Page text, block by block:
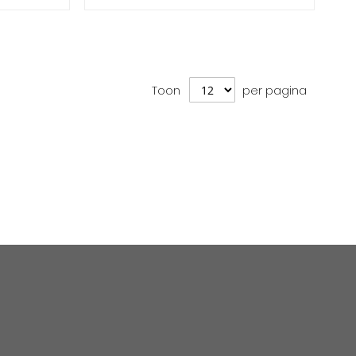
Toon per pagina